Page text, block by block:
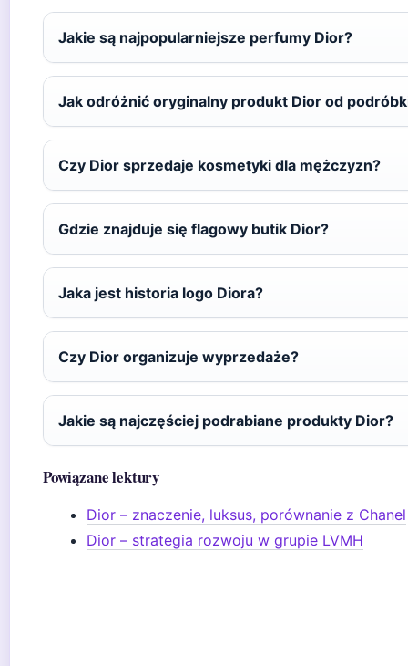
Jakie są najpopularniejsze perfumy Dior?
Jak odróżnić oryginalny produkt Dior od
Czy Dior sprzedaje kosmetyki dla mężczyzn?
Gdzie znajduje się flagowy butik Dior?
Jaka jest historia logo Diora?
Czy Dior organizuje wyprzedaże?
Jakie są najczęściej podrabiane produkty Dior?
Powiązane lektury
Dior – znaczenie, luksus, porównanie z Chanel
Dior – strategia rozwoju w grupie LVMH